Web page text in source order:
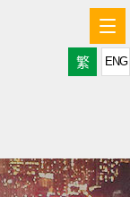
繁
ENG